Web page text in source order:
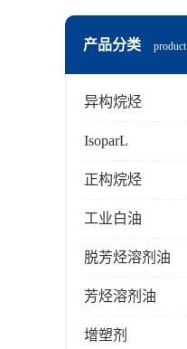
产品分类 product
异构烷烃
IsoparL
正构烷烃
工业白油
脱芳烃溶剂油
芳烃溶剂油
增塑剂